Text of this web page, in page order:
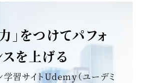
」をつけてパフォ
を上げる
学習サイトUdemy（ユーデミ